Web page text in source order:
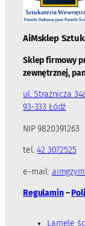
AiMsklep
Sklep firmowy
zewnętrznej,
ul. Strażnicza
93-333 Łódź
NIP 9820391263
tel.42 3072525
e-mail:
Regulamin–
Lamele